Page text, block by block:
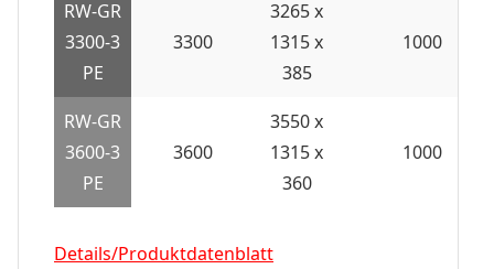
RW-GR
3300-3
PE
3300
3265 x
1315 x
385
1000
RW-GR
3600-3
PE
3600
3550 x
1315 x
360
1000
Details/Produktdatenblatt